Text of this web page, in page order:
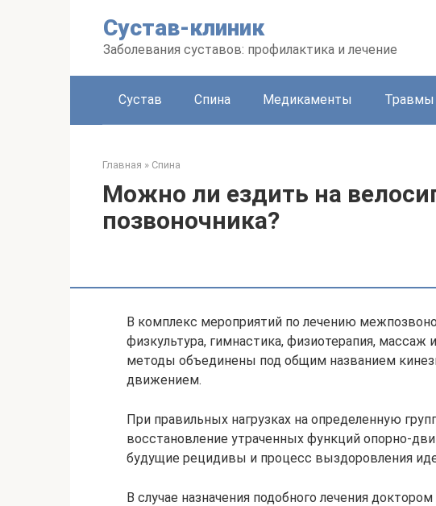
Сустав-клиник
Заболевания суставов: профилактика и лечение
Сустав Спина Медикаменты Травмы
Главная » Спина
Можно ли ездить на
позвоночника?
В комплекс мероприятий по лечению
физкультура, гимнастика, физиотерапия, массаж
методы объединены под общим названием
движением.
При правильных нагрузках на определенную
восстановление утраченных функций опорно-
будущие рецидивы и процесс выздоровления
В случае назначения подобного лечения